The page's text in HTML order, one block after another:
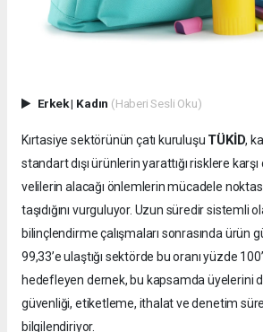
Erkek| Kadın (Haberi Sesli Oku)
Kırtasiye sektörünün çatı kuruluşu TÜKİD,
standart dışı ürünlerin yarattığı risklere
velilerin alacağı önlemlerin mücadele
taşıdığını vurguluyor. Uzun süredir sistemli
bilinçlendirme çalışmaları sonrasında ürün
99,33’e ulaştığı sektörde bu oranı yüzde
hedefleyen dernek, bu kapsamda üyelerini
güvenliği, etiketleme, ithalat ve denetim
bilgilendiriyor.